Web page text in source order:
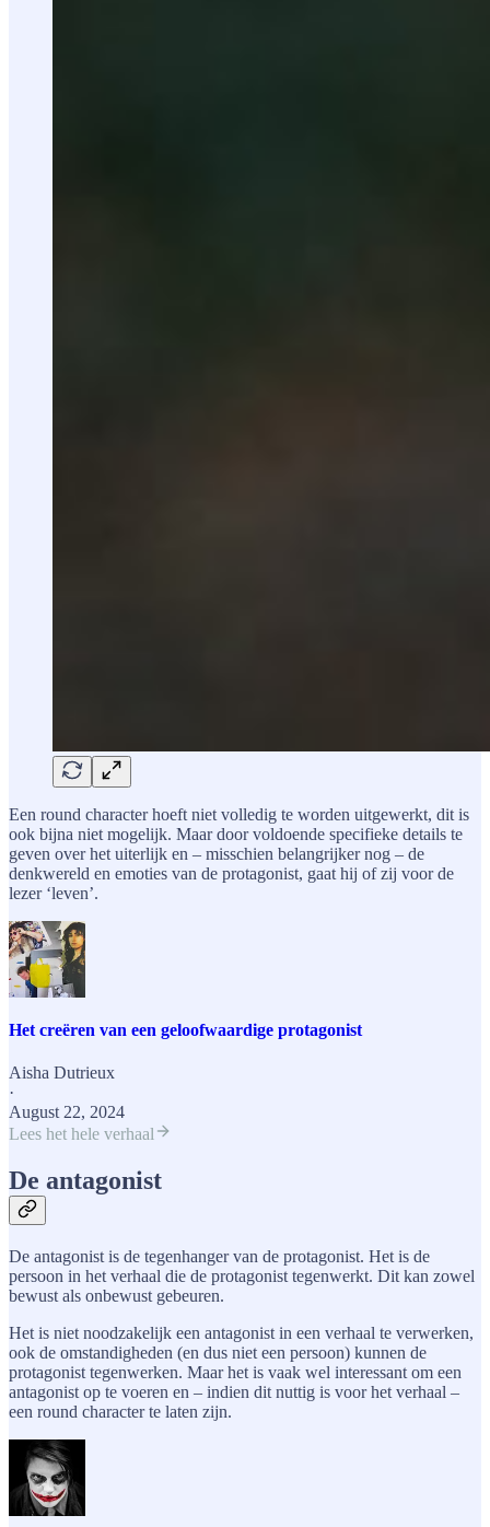
Een round character hoeft niet volledig te worden uitgewerkt, dit is
ook bijna niet mogelijk. Maar door voldoende specifieke details te
geven over het uiterlijk en – misschien belangrijker nog – de
denkwereld en emoties van de protagonist, gaat hij of zij voor de
lezer ‘leven’.​
Het creëren van een geloofwaardige protagonist
Aisha Dutrieux
·
August 22, 2024
Lees het hele verhaal
De antagonist
De antagonist is de tegenhanger van de protagonist. Het is de
persoon in het verhaal die de protagonist tegenwerkt. Dit kan zowel
bewust als onbewust gebeuren.
Het is niet noodzakelijk een antagonist in een verhaal te verwerken,
ook de omstandigheden (en dus niet een persoon) kunnen de
protagonist tegenwerken. Maar het is vaak wel interessant om een
antagonist op te voeren en – indien dit nuttig is voor het verhaal –
een round character te laten zijn.